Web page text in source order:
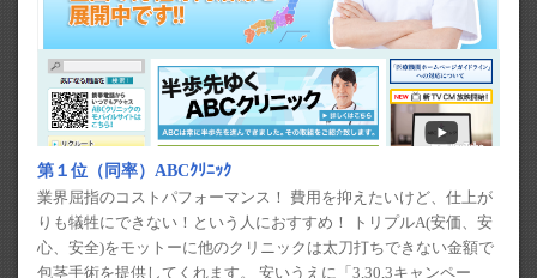
第１位（同率）ABCｸﾘﾆｯｸ
業界屈指のコストパフォーマンス！ 費用を抑えたいけど、仕上が
りも犠牲にできない！という人におすすめ！ トリプルA(安価、安
心、安全)をモットーに他のクリニックは太刀打ちできない金額で
包茎手術を提供してくれます。 安いうえに「3,30,3キャンペー